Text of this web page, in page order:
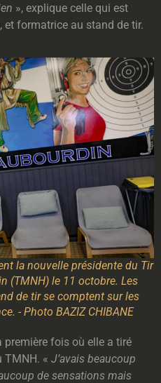
», explique celle qui est
formatrice au stand de tir.
la nouvelle présidente du Tir
(TMNH) le 11 octobre. Les
de tir se comptent sur les
- Photo BAZIZ CHIBANE
première fois où elle a tiré
TMNH. « J’avais beaucoup
de sensations mais